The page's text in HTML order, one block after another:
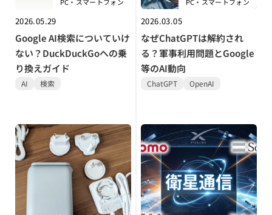
2026.05.29
Google AI検索についていけ
ない？DuckDuckGoへの乗
り換えガイド
AI 検索
2026.03.05
なぜChatGPTは解約され
る？軍事利用問題とGoogle
等のAI動向
ChatGPT OpenAI